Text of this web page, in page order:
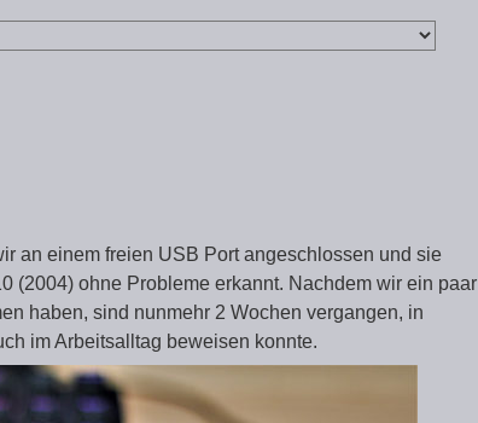
an einem freien USB Port angeschlossen und sie
(2004) ohne Probleme erkannt. Nachdem wir ein paar
haben, sind nunmehr 2 Wochen vergangen, in
im Arbeitsalltag beweisen konnte.